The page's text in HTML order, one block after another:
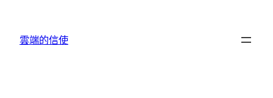
雲端的信使